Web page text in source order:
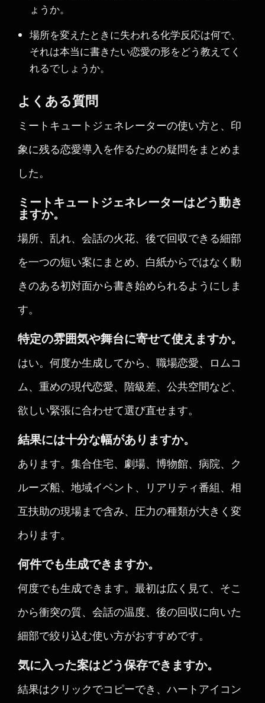
ょうか。
場所を変えたときに失われる化学反応は何で、
それは本当に書きたい恋愛の形をどう教えてく
れるでしょうか。
よくある質問
ミートキュートジェネレーターの使い方と、印
象に残る恋愛導入を作るための疑問をまとめま
した。
ミートキュートジェネレーターはどう動き
ますか。
場所、乱れ、会話の火花、後で回収できる細部
を一つの短い案にまとめ、白紙からではなく動
きのある初対面から書き始められるようにしま
す。
特定の雰囲気や舞台に寄せて使えますか。
はい。何度か生成してから、職場恋愛、ロムコ
ム、重めの現代恋愛、階級差、公共空間など、
欲しい緊張に合わせて選び直せます。
結果には十分な幅がありますか。
あります。集合住宅、劇場、博物館、病院、ク
ルーズ船、地域イベント、リアリティ番組、相
互扶助の現場まで含み、圧力の種類が大きく変
わります。
何件でも生成できますか。
何度でも生成できます。最初は広く見て、そこ
から衝突の質、会話の温度、後の回収に向いた
細部で絞り込む使い方がおすすめです。
気に入った案はどう保存できますか。
結果はクリックでコピーでき、ハートアイコン